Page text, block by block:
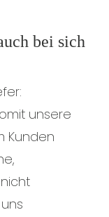
bei sich
unsere
Kunden